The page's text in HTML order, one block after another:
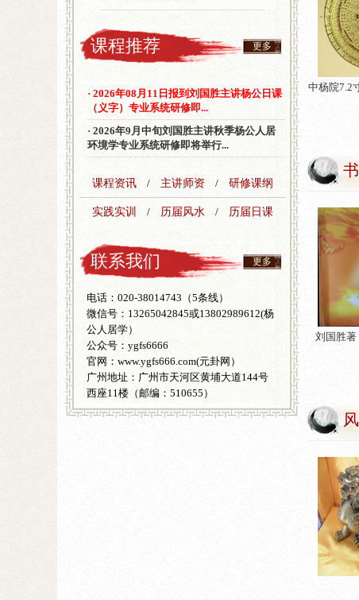
更多
课程推荐
· 2026年08月11日报到刘国胜主讲杨公日课
（义字）专业系统研修即...
· 2026年9月中旬刘国胜主讲秋季杨公人居
环境学专业系统研修即将举行...
课程资讯/ 主讲师资 / 研修课纲
实践实训 / 历届风水/ 历届日课
更多
联系我们
电话：020-38014743（5条线）
微信号：13265042845或13802989612(杨
公人居学）
公众号： ygfs6666
官网：www.ygfs666.com(元卦网）
广州地址：广州市天河区黄埔大道144号
西座11楼（邮编：510655）
中杨院7.2
刘国胜